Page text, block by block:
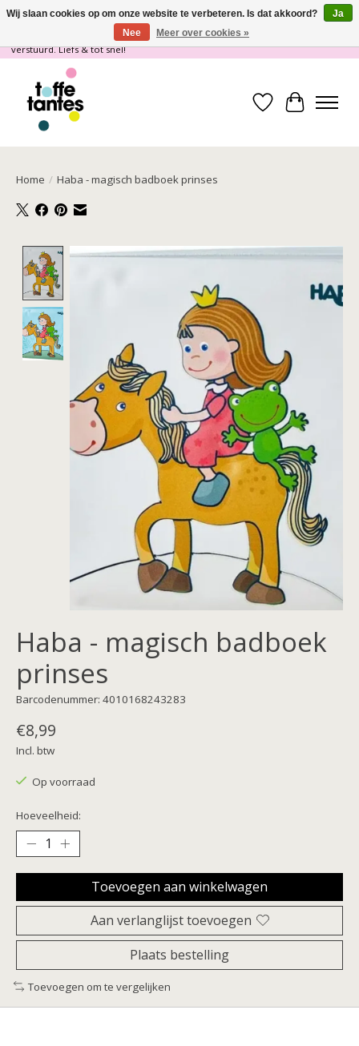
Wij gaan op vakantie! vanaf 4 juli t/m 21 juli worden er geen pakketjes
verstuurd. Liefs & tot snel!
Verlanglijst
Home / Haba - magisch badboek prinses
Product image slideshow Items
Haba - magisch badboek
prinses
Barcodenummer: 4010168243283
€8,99
Incl. btw
Op voorraad
Hoeveelheid:
Toevoegen aan winkelwagen
Aan verlanglijst toevoegen
Plaats bestelling
Toevoegen om te vergelijken
Wij slaan cookies op om onze website te verbeteren. Is dat akkoord?
Ja
Nee
Meer over cookies »